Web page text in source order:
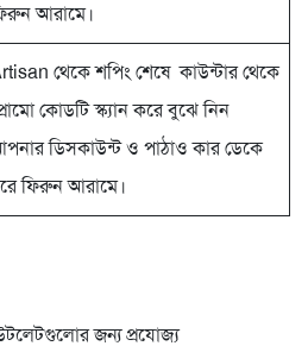
আরামে।
থেকে শপিং শেষে কাউন্টার থেকে
কোডটি স্ক্যান করে বুঝে নিন
ডিসকাউন্ট ও পাঠাও কার ডেকে
ফিরুন আরামে।
জন্য প্রযোজ্য